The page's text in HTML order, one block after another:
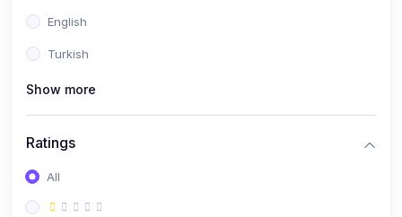
English
Turkish
Show more
Ratings
All